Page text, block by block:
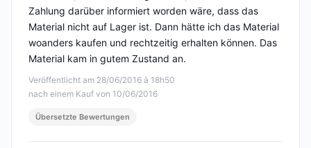
Veröffentlicht am 28/06/2016 à 18h50
nach einem Kauf von 10/06/2016
Zahlung darüber informiert worden wäre, dass das
Material nicht auf Lager ist. Dann hätte ich das Material
woanders kaufen und rechtzeitig erhalten können. Das
Material kam in gutem Zustand an.
Übersetzte Bewertungen